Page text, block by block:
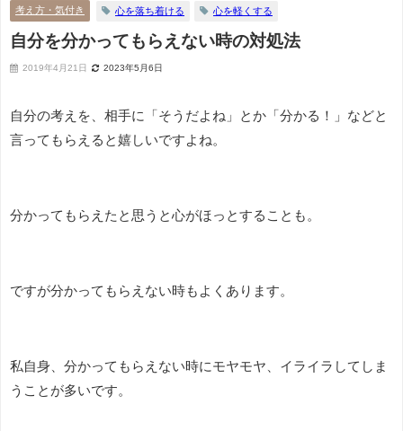
考え方・気付き 心を落ち着ける 心を軽くする
自分を分かってもらえない時の対処法
2019年4月21日 2023年5月6日
自分の考えを、相手に「そうだよね」とか「分かる！」などと
言ってもらえると嬉しいですよね。
分かってもらえたと思うと心がほっとすることも。
ですが分かってもらえない時もよくあります。
私自身、分かってもらえない時にモヤモヤ、イライラしてしま
うことが多いです。